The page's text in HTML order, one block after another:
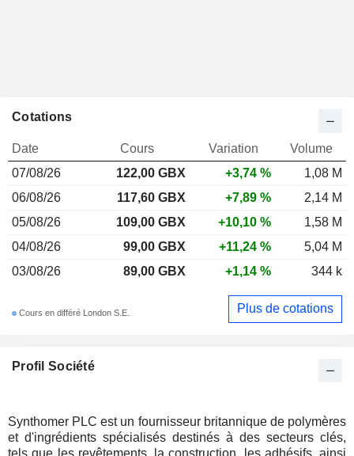
Profil Société
Synthomer PLC est un fournisseur britannique de polymères
et d'ingrédients spécialisés destinés à des secteurs clés,
tels que les revêtements, la construction, les adhésifs, ainsi
Cotations
Date Cours Variation
Volume
07/08/26
122,00 GBX +3,74 %
1,08 M
06/08/26
117,60 GBX +7,89 %
2,14 M
05/08/26
109,00 GBX +10,10 %
1,58 M
04/08/26
99,00 GBX +11,24 %
5,04 M
03/08/26
89,00 GBX +1,14 % 344 k
Cours en différé London S.E. Plus de cotations